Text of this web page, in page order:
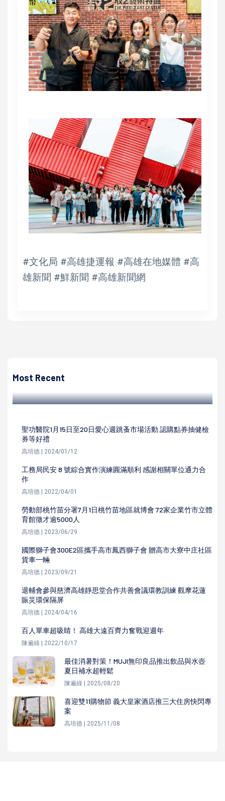
#文化局 #高雄捷運報 #高雄在地媒體 #高
雄新聞 #鮮新聞 #高雄新聞網
Most Recent
測試變電所抽水機
聖功醫院1月15日至20日愛心週跳蚤市場活動 認購點券抽健檢
券等好禮
高培德 | 2024/01/12
工務局民安 8 號綜合實作演練圓滿順利 感謝相關單位通力合
作
高培德 | 2022/04/01
勞動部桃竹苗分署7月1日桃竹苗地區就博會 72家企業竹市立體
育館徵才逾5000人
高培德 | 2023/06/29
國際獅子會300E2區攜手高市鳳西獅子會 贈高市大寮中庄社區
貨車一輛
高培德 | 2023/09/21
退輔會參與慈濟高雄靜思堂合作共善會議環教訓練 觀摩花蓮
賑災環保隔屏
高培德 | 2024/04/16
百人單車超吸睛！ 高雄大遠百齊力奮戰迎週年
陳遍綠 | 2022/10/17
最佳消暑對策！MUJI無印良品推出飲品與水壺
夏日補水超輕鬆
陳遍綠 | 2025/08/20
喜迎雙11購物節 義大皇家酒店推三大住房快閃專
案
高培德 | 2025/11/08